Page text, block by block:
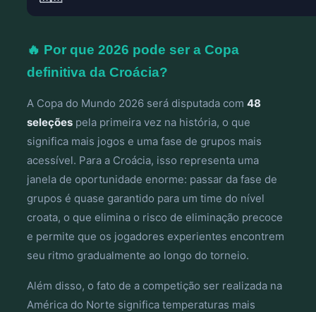
🔥 Por que 2026 pode ser a Copa
definitiva da Croácia?
A Copa do Mundo 2026 será disputada com 48
seleções pela primeira vez na história, o que
significa mais jogos e uma fase de grupos mais
acessível. Para a Croácia, isso representa uma
janela de oportunidade enorme: passar da fase de
grupos é quase garantido para um time do nível
croata, o que elimina o risco de eliminação precoce
e permite que os jogadores experientes encontrem
seu ritmo gradualmente ao longo do torneio.
Além disso, o fato de a competição ser realizada na
América do Norte significa temperaturas mais